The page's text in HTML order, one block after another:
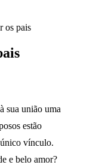
os pais
sua união uma
estão
vínculo.
e belo amor?